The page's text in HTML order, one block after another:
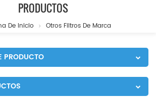
PRODUCTOS
De Inicio Otros Filtros De Marca
PRODUCTO